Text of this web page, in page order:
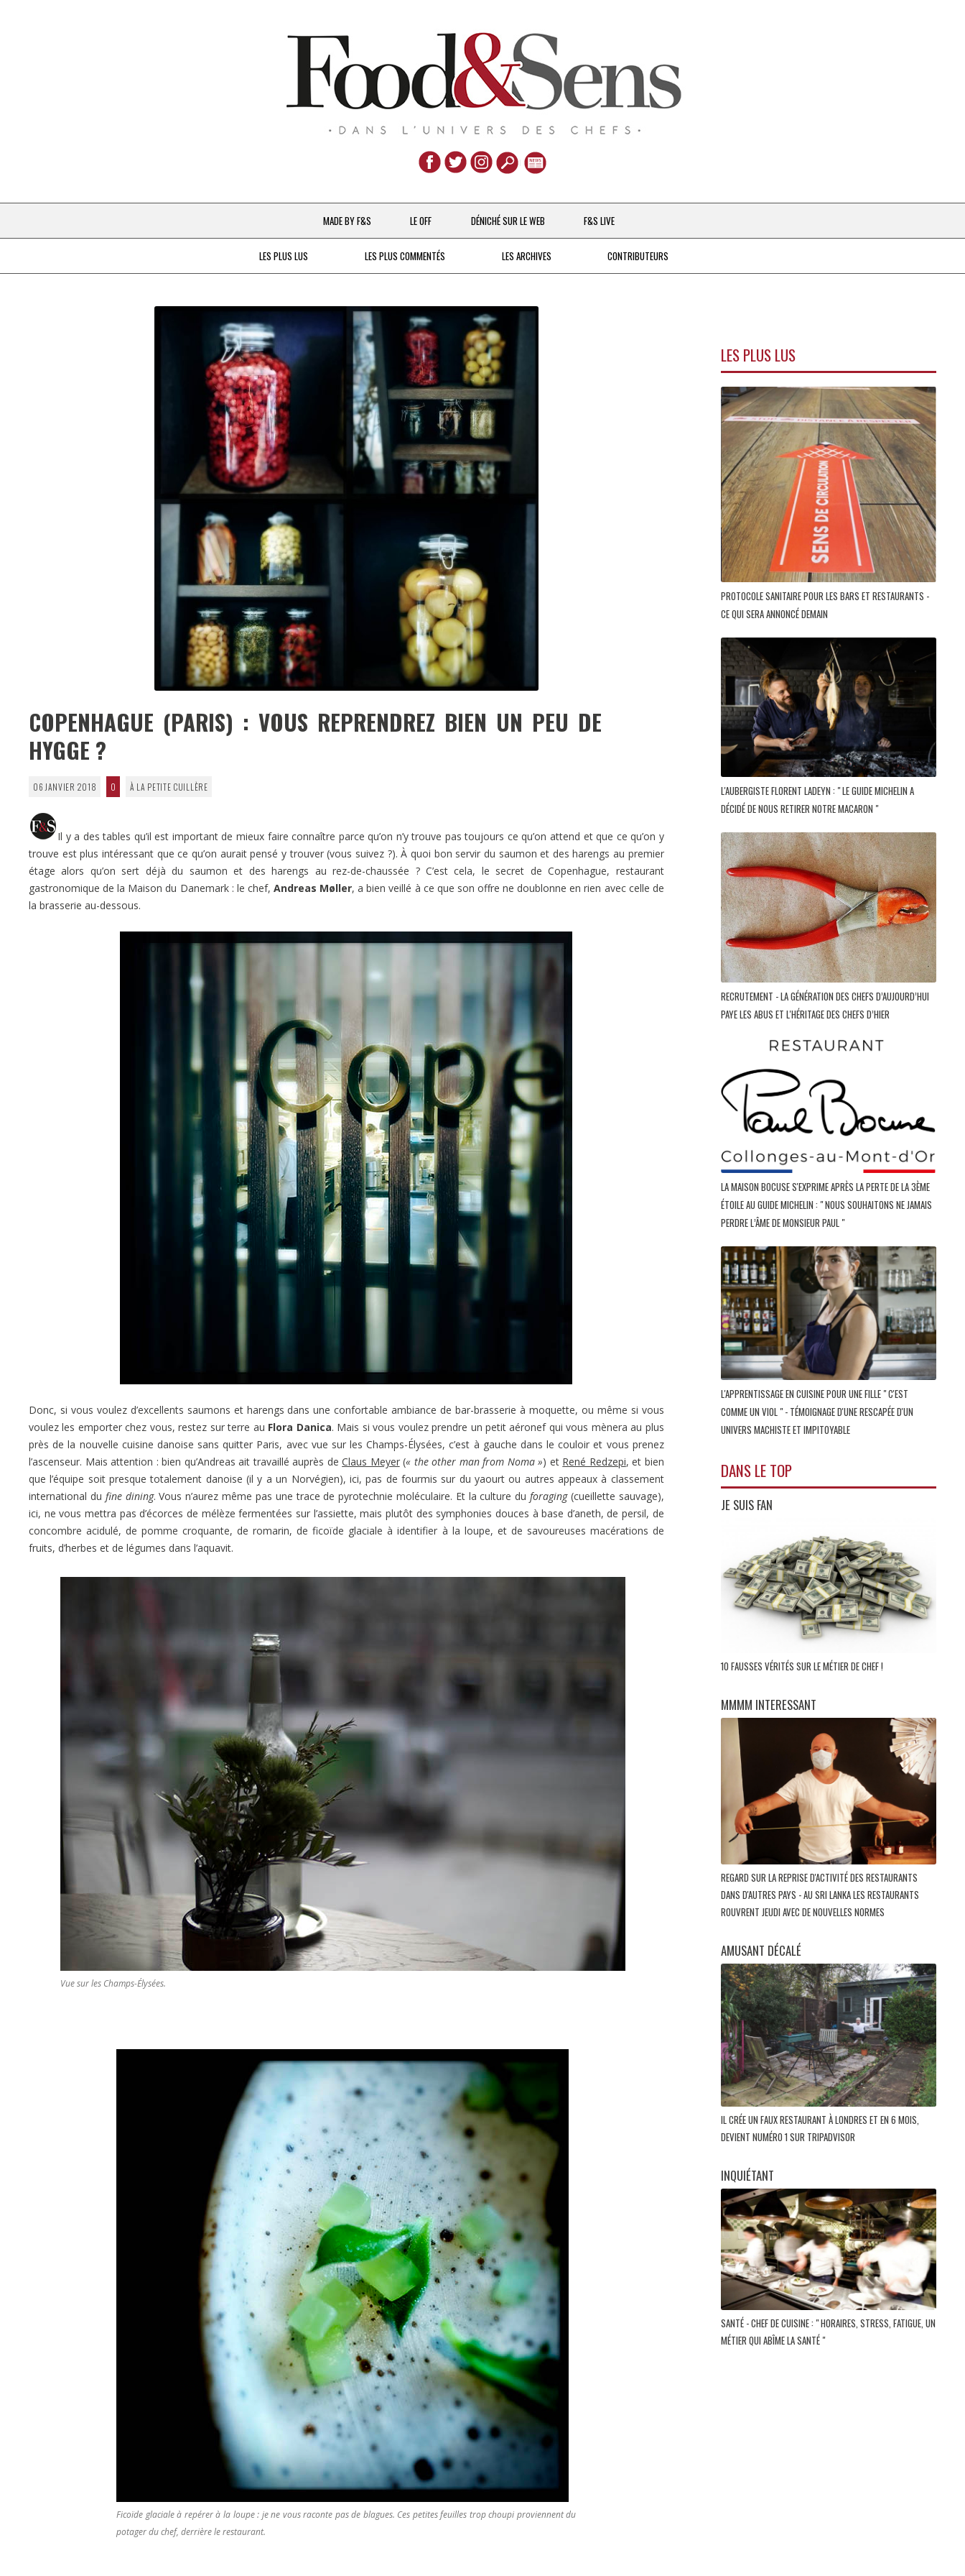
Aller
au
contenu
MADE BY F&S
CHEFS & ACTUALITÉS
À LA PETITE CUILLÈRE
DESTIN DE FEMME
V…DE VOYAGE
LE OFF DÉNICHÉ SUR LE WEB F&S LIVE
LES PLUS LUS LES PLUS COMMENTÉS LES ARCHIVES CONTRIBUTEURS
COPENHAGUE (PARIS) : VOUS REPRENDREZ BIEN UN PEU DE
HYGGE ?
06 JANVIER 2018 0 À LA PETITE CUILLÈRE
Il y a des tables qu’il est important de mieux faire connaître parce qu’on n’y trouve pas toujours ce qu’on attend et que ce qu’on y
trouve est plus intéressant que ce qu’on aurait pensé y trouver (vous suivez ?). À quoi bon servir du saumon et des harengs au premier
étage alors qu’on sert déjà du saumon et des harengs au rez-de-chaussée ? C’est cela, le secret de Copenhague, restaurant
gastronomique de la Maison du Danemark : le chef,Andreas Møller, a bien veillé à ce que son offre ne doublonne en rien avec celle de
la brasserie au-dessous.
Donc, si vous voulez d’excellents saumons et harengs dans une confortable ambiance de bar-brasserie à moquette, ou même si vous
voulez les emporter chez vous, restez sur terre au Flora Danica. Mais si vous voulez prendre un petit aéronef qui vous mènera au plus
près de la nouvelle cuisine danoise sans quitter Paris, avec vue sur les Champs-Élysées, c’est à gauche dans le couloir et vous prenez
l’ascenseur. Mais attention : bien qu’Andreas ait travaillé auprès deClaus Meyer(« the other man from Noma ») et René Redzepi, et bien
que l’équipe soit presque totalement danoise (il y a un Norvégien), ici, pas de fourmis sur du yaourt ou autres appeaux à classement
international du fine dining. Vous n’aurez même pas une trace de pyrotechnie moléculaire. Et la culture duforaging(cueillette sauvage),
ici, ne vous mettra pas d’écorces de mélèze fermentées sur l’assiette, mais plutôt des symphonies douces à base d’aneth, de persil, de
concombre acidulé, de pomme croquante, de romarin, de ficoïde glaciale à identifier à la loupe, et de savoureuses macérations de
fruits, d’herbes et de légumes dans l’aquavit.
Vue sur les Champs-Élysées.
Ficoïde glaciale à repérer à la loupe : je ne vous raconte pas de blagues. Ces petites feuilles trop choupi proviennent du
potager du chef, derrière le restaurant.
LES PLUS LUS
PROTOCOLE SANITAIRE POUR LES BARS ET RESTAURANTS -
CE QUI SERA ANNONCÉ DEMAIN
L'AUBERGISTE FLORENT LADEYN : " LE GUIDE MICHELIN A
DÉCIDÉ DE NOUS RETIRER NOTRE MACARON "
RECRUTEMENT - LA GÉNÉRATION DES CHEFS D’AUJOURD’HUI
PAYE LES ABUS ET L'HÉRITAGE DES CHEFS D’HIER
LA MAISON BOCUSE S'EXPRIME APRÈS LA PERTE DE LA 3ÈME
ÉTOILE AU GUIDE MICHELIN : " NOUS SOUHAITONS NE JAMAIS
PERDRE L’ÂME DE MONSIEUR PAUL "
L'APPRENTISSAGE EN CUISINE POUR UNE FILLE " C'EST
COMME UN VIOL " - TÉMOIGNAGE D'UNE RESCAPÉE D'UN
UNIVERS MACHISTE ET IMPITOYABLE
DANS LE TOP
JE SUIS FAN
10 FAUSSES VÉRITÉS SUR LE MÉTIER DE CHEF !
MMMM INTERESSANT
REGARD SUR LA REPRISE D'ACTIVITÉ DES RESTAURANTS
DANS D'AUTRES PAYS - AU SRI LANKA LES RESTAURANTS
ROUVRENT JEUDI AVEC DE NOUVELLES NORMES
AMUSANT DÉCALÉ
IL CRÉE UN FAUX RESTAURANT À LONDRES ET EN 6 MOIS,
DEVIENT NUMÉRO 1 SUR TRIPADVISOR
INQUIÉTANT
SANTÉ - CHEF DE CUISINE : " HORAIRES, STRESS, FATIGUE, UN
MÉTIER QUI ABÎME LA SANTÉ "